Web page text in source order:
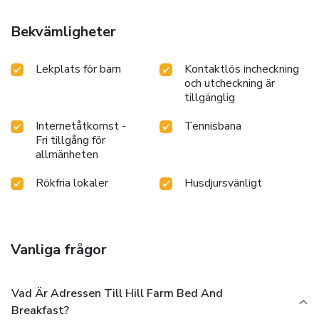
Bekvämligheter
Lekplats för barn
Kontaktlös incheckning
och utcheckning är
tillgänglig
Internetåtkomst -
Fri tillgång för
allmänheten
Tennisbana
Rökfria lokaler Husdjursvänligt
Vanliga frågor
Vad Är Adressen Till Hill Farm Bed And
Breakfast?